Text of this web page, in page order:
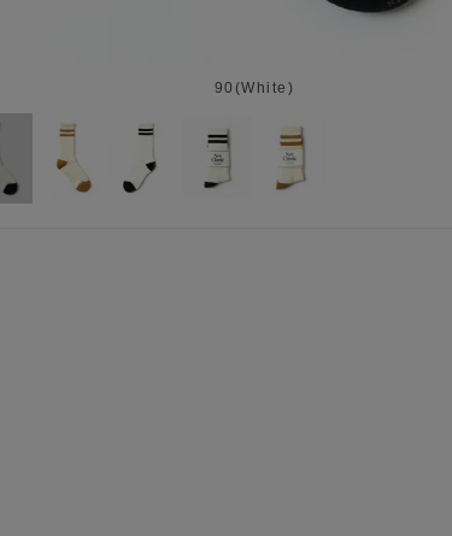
90(White)